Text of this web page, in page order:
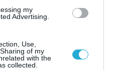
my
Advertising.
Use,
of my
with the
collected.